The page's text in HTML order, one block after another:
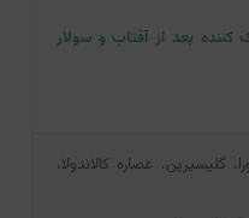
بعد از آفتاب و سولار
گلیسیرین، عصاره کالاندولا،